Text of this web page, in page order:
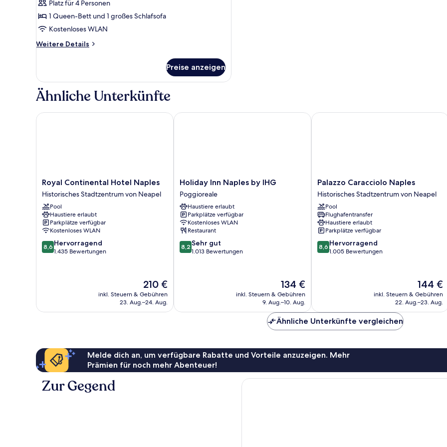
Suite,
Whirlpool
anzeigen
Platz für 4 Personen
1 Queen-Bett und 1 großes Schlafsofa
Kostenloses WLAN
Weitere Details
Weitere
Suite,
Whirlpool
Preise anzeigen
Ähnliche Unterkünfte
Royal
Continental
Hotel
Naples
Historisches
Stadtzentrum
von
Neapel
Royal Continental Hotel Naples
Historisches Stadtzentrum von Neapel
Pool
Haustiere erlaubt
Parkplätze verfügbar
Kostenloses WLAN
8.6
von
8,6 Hervorragend
1.435 Bewertungen
Der
Preis
beträgt
210 €
inkl. Steuern & Gebühren
23. Aug.–24. Aug.
Royal Continental Hotel Naples
Holiday
Inn
Naples
by
IHG
Poggioreale
Holiday Inn Naples by IHG
Poggioreale
Haustiere erlaubt
Parkplätze verfügbar
Kostenloses WLAN
Restaurant
8.2
von
8,2 Sehr gut
1.013 Bewertungen
Der
Preis
beträgt
134 €
inkl. Steuern & Gebühren
9. Aug.–10. Aug.
Holiday Inn Naples by IHG
Palazzo
Caracciolo
Naples
Historisches
Stadtzentrum
von
Neapel
Palazzo Caracciolo Naples
Historisches Stadtzentrum von Neapel
Pool
Flughafentransfer
Haustiere erlaubt
Parkplätze verfügbar
8.6
von
8,6 Hervorragend
1.005 Bewertungen
Der
Preis
beträgt
144 €
inkl. Steuern & Gebühren
22. Aug.–23. Aug.
Palazzo Caracciolo Naples
Ähnliche Unterkünfte vergleichen
Melde dich an, um verfügbare Rabatte und Vorteile anzuzeigen. Mehr
Prämien für noch mehr Abenteuer!
Zur Gegend